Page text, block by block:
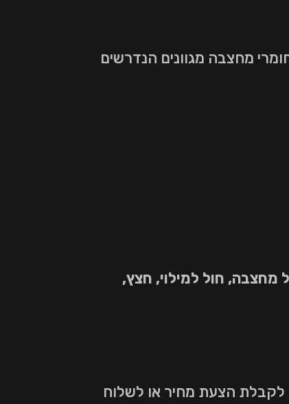
מחצבה מגוונים הנדרשים
מחצבה, חול למילוי, חצץ,
לקבלת הצעת מחיר או לשלוח